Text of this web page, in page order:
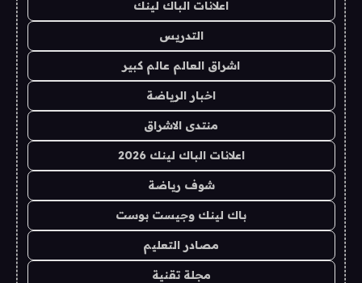
اعلانات الباك لينك
التدريس
اشراق العالم عالم كبير
اخبار الرياضة
منتدى الاشراق
اعلانات الباك لينك 2026
شوف رياضة
باك لينك وجيست بوست
مصادر التعليم
مجلة تقنية